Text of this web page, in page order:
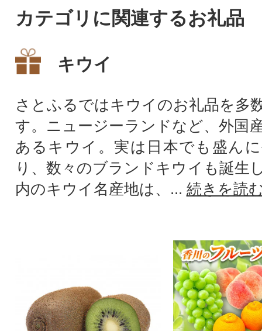
カテゴリに関連するお礼品
キウイ
さとふるではキウイのお礼品を多
す。ニュージーランドなど、外国
あるキウイ。実は日本でも盛ん
り、数々のブランドキウイも誕生
内のキウイ名産地は、... 続きを読